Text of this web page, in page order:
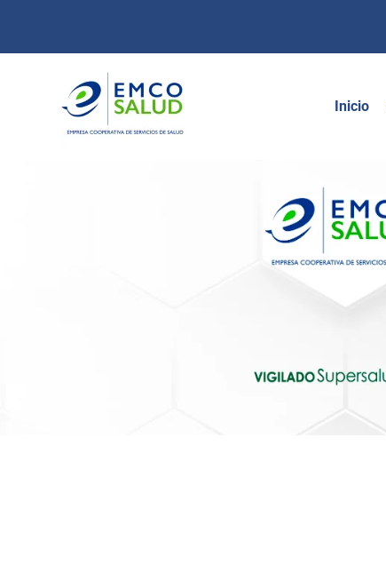
Inicio